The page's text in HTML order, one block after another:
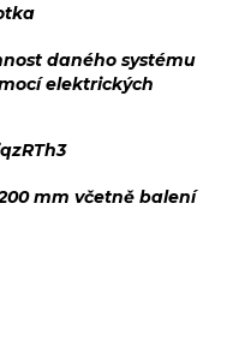
daného systému
elektrických
mm včetně balení